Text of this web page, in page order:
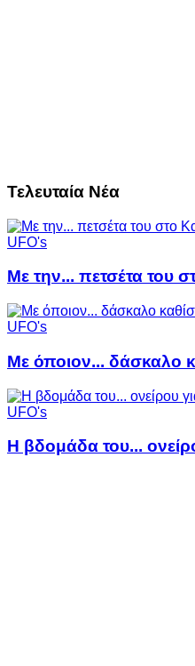
Τελευταία Νέα
UFO's
Με την... πετσέτα του
UFO's
Με όποιον... δάσκαλο
UFO's
Η βδομάδα του...